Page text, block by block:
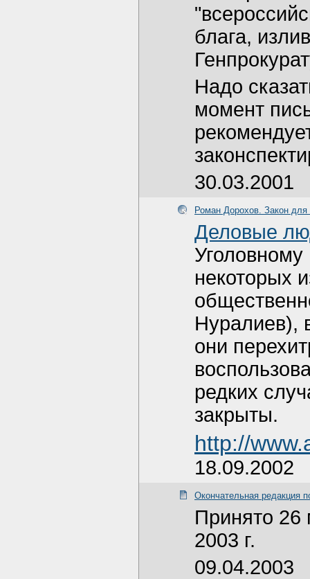
блага,
Надо
момент
30.03.2001
Роман Дорохов. Закон для
Деловые
некоторых
Нуралиев),
они
редких
закрыты.
http://
18.09.2002
Окончательная редакция
Принято 26
2003 г.
09.04.2003